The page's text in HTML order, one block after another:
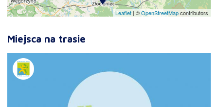
Leaflet | ©OpenStreetMapcontributors
Miejsca na trasie